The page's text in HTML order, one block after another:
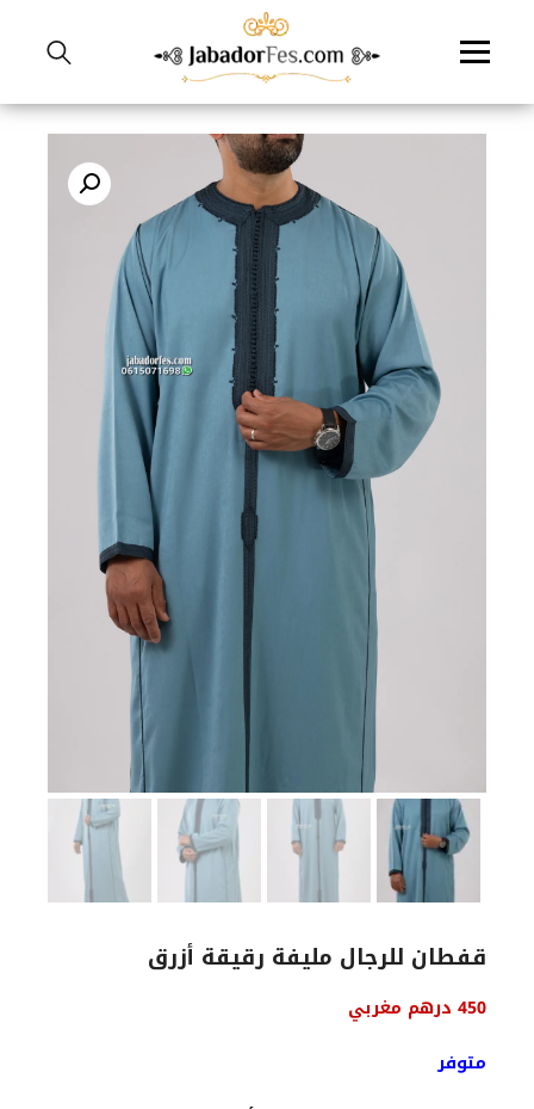
انتقل
المحتوى
قفطان للرجال مليفة رقيقة أزرق
450 درهم مغربي
متوفر